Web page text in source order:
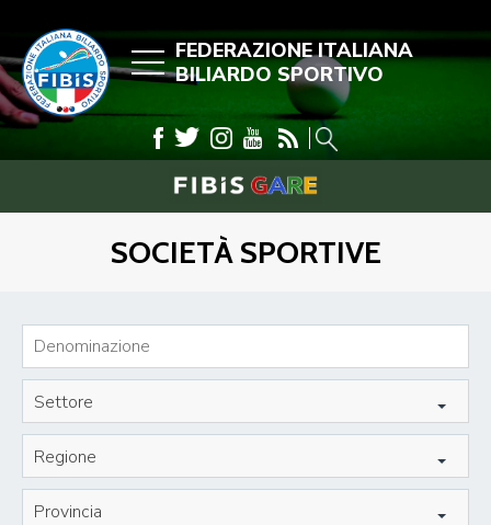
FEDERAZIONE ITALIANA
BILIARDO SPORTIVO
SOCIETÀ SPORTIVE
Settore
Regione
Provincia